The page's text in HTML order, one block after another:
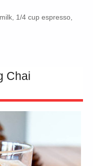
1/4 cup espresso,
Chai